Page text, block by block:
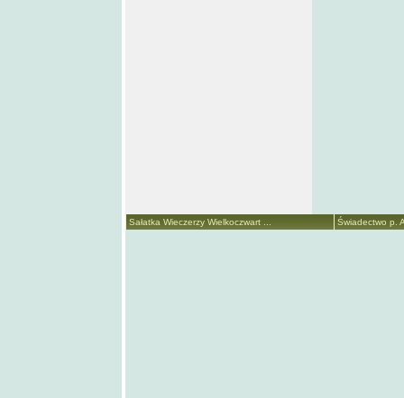
Sałatka Wieczerzy Wielkoczwart ... Świadectwo p.